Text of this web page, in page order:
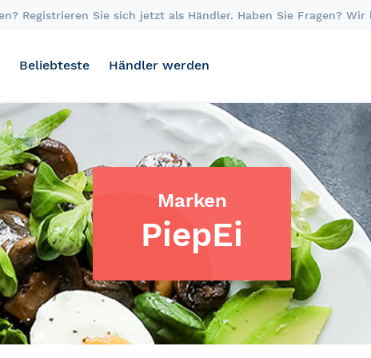
Registrieren Sie sich jetzt als Händler. Haben Sie Fragen? Wir
Beliebteste Händler werden
PiepEi
Marken